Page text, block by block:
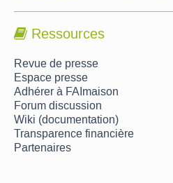
Ressources
Revue de presse
Espace presse
Adhérer à FAImaison
Forum discussion
Wiki (documentation)
Transparence financière
Partenaires